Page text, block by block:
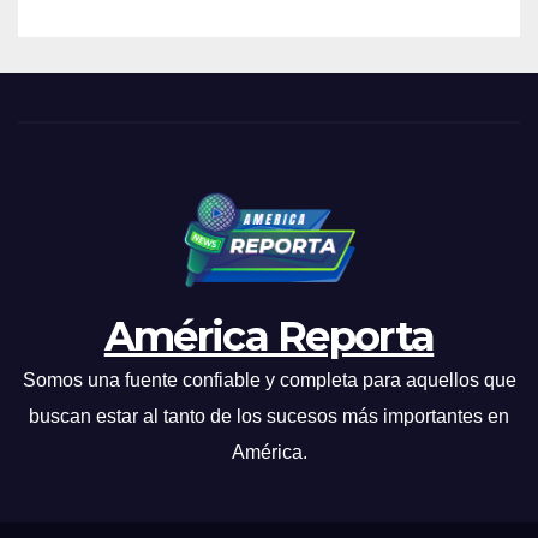
América Reporta
Somos una fuente confiable y completa para aquellos que
buscan estar al tanto de los sucesos más importantes en
América.